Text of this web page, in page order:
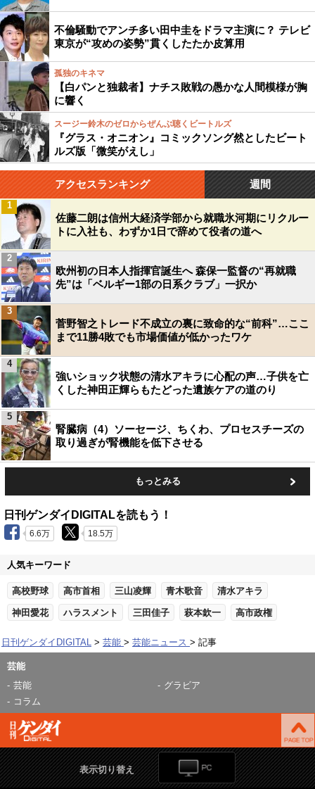
不倫騒動でアンチ多い田中圭をドラマ主演に？ テレビ
東京が“攻めの姿勢”貫くしたたか皮算用
孤独のキネマ
【白パンと独裁者】ナチス敗戦の愚かな人間模様が胸
に響く
スージー鈴木のゼロからぜんぶ聴くビートルズ
『グラス・オニオン』コミックソング然としたビート
ルズ版「微笑がえし」
アクセスランキング 週間
佐藤二朗は信州大経済学部から就職氷河期にリクルー
トに入社も、わずか1日で辞めて役者の道へ
1
欧州初の日本人指揮官誕生へ 森保一監督の“再就職
先”は「ベルギー1部の日系クラブ」一択か
2
菅野智之トレード不成立の裏に致命的な“前科”…ここ
まで11勝4敗でも市場価値が低かったワケ
3
強いショック状態の清水アキラに心配の声…子供を亡
くした神田正輝らもたどった遺族ケアの道のり
4
腎臓病（4）ソーセージ、ちくわ、プロセスチーズの
取り過ぎが腎機能を低下させる
5
もっとみる
日刊ゲンダイDIGITALを読もう！
6.6万 18.5万
人気キーワード
高校野球 高市首相 三山凌輝 青木歌音 清水アキラ
神田愛花 ハラスメント 三田佳子 萩本欽一 高市政権
日刊ゲンダイDIGITAL 芸能 芸能ニュース 記事
芸能
芸能
グラビア
コラム
表示切り替え